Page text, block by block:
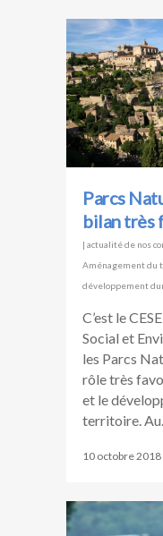
Parcs
bilan très
| actualité de nos
Aménagement du
développement
C’est le
Social et
les Parcs
rôle très
et le
territoire.
10 octobre 2018